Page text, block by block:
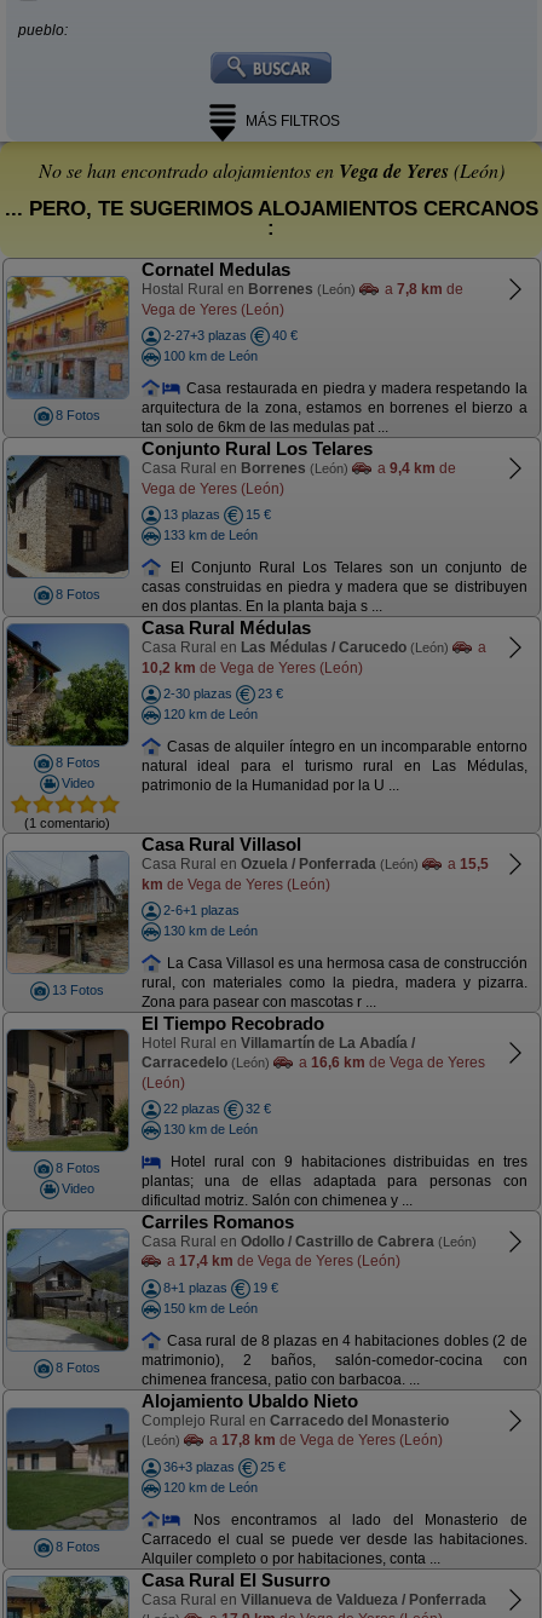
pueblo:
MÁS FILTROS
No se han encontrado alojamientos en Vega de Yeres(León)
... PERO, TE SUGERIMOS ALOJAMIENTOS CERCANOS
:
8 Fotos
Cornatel Medulas
Hostal Rural en Borrenes (León) a 7,8 km de
Vega de Yeres (León)
2-27+3 plazas
40 €
100 km de León
Casa restaurada en piedra y madera respetando la
arquitectura de la zona, estamos en borrenes el bierzo a
tan solo de 6km de las medulas pat ...
8 Fotos
Conjunto Rural Los Telares
Casa Rural en Borrenes (León) a 9,4 km de
Vega de Yeres (León)
13 plazas
15 €
133 km de León
El Conjunto Rural Los Telares son un conjunto de
casas construidas en piedra y madera que se distribuyen
en dos plantas. En la planta baja s ...
8 Fotos
Video
(1 comentario)
Casa Rural Médulas
Casa Rural en Las Médulas / Carucedo (León)
a
10,2 km de Vega de Yeres (León)
2-30 plazas
23 €
120 km de León
Casas de alquiler íntegro en un incomparable entorno
natural ideal para el turismo rural en Las Médulas,
patrimonio de la Humanidad por la U ...
13 Fotos
Casa Rural Villasol
Casa Rural en Ozuela / Ponferrada (León) a 15,5
km de Vega de Yeres (León)
2-6+1 plazas
130 km de León
La Casa Villasol es una hermosa casa de construcción
rural, con materiales como la piedra, madera y pizarra.
Zona para pasear con mascotas r ...
8 Fotos
Video
El Tiempo Recobrado
Hotel Rural en Villamartín de La Abadía /
Carracedelo (León) a 16,6 km de Vega de Yeres
(León)
22 plazas
32 €
130 km de León
Hotel rural con 9 habitaciones distribuidas en tres
plantas; una de ellas adaptada para personas con
dificultad motriz. Salón con chimenea y ...
8 Fotos
Carriles Romanos
Casa Rural en Odollo / Castrillo de Cabrera (León)
a 17,4 km de Vega de Yeres (León)
8+1 plazas
19 €
150 km de León
Casa rural de 8 plazas en 4 habitaciones dobles (2 de
matrimonio), 2 baños, salón-comedor-cocina con
chimenea francesa, patio con barbacoa. ...
8 Fotos
Alojamiento Ubaldo Nieto
Complejo Rural en Carracedo del Monasterio
(León) a 17,8 km de Vega de Yeres (León)
36+3 plazas
25 €
120 km de León
Nos encontramos al lado del Monasterio de
Carracedo el cual se puede ver desde las habitaciones.
Alquiler completo o por habitaciones, conta ...
Casa Rural El Susurro
Casa Rural en Villanueva de Valdueza / Ponferrada